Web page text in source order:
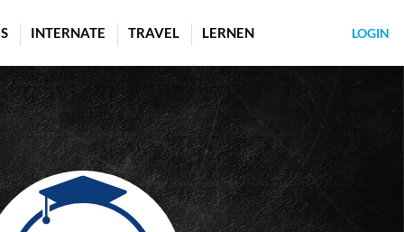
INTERNATE TRAVEL LERNEN LOGIN